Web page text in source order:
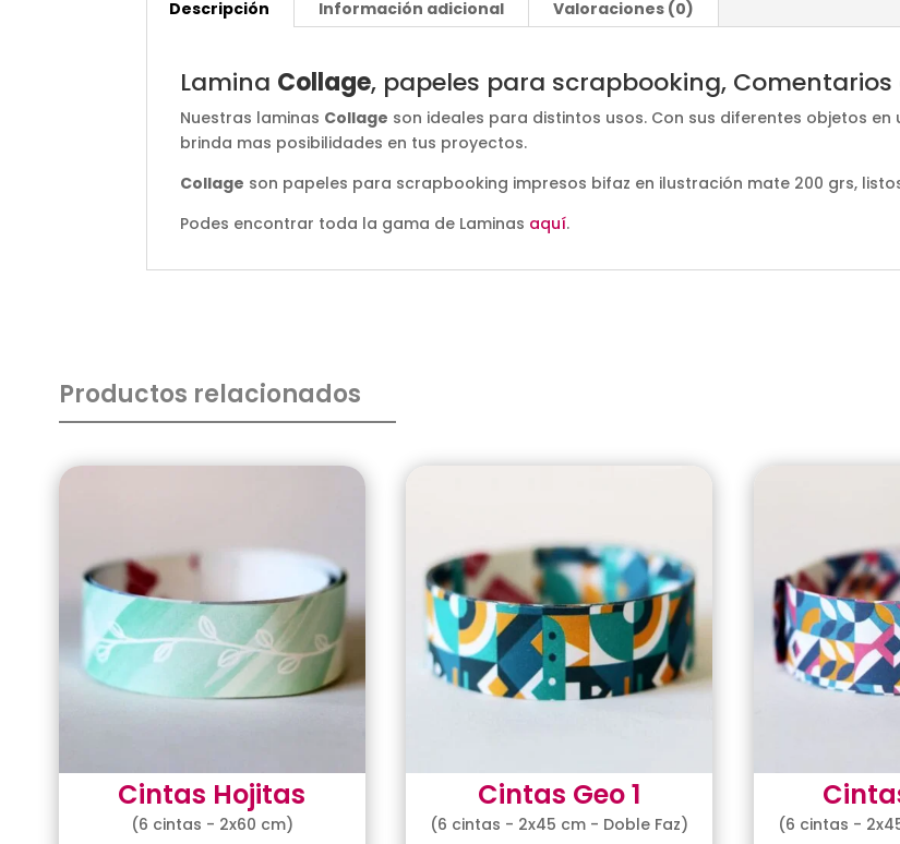
Descripción Información adicional Valoraciones (0)
Lamina Collage, papeles para scrapbooking, Comentarios
Nuestras laminas Collage son ideales para distintos usos. Con sus diferentes objetos
brinda mas posibilidades en tus proyectos.
Collage son papeles para scrapbooking impresos bifaz en ilustración mate 200 grs,
Podes encontrar toda la gama de Laminas aquí.
Productos relacionados
Cintas Hojitas
(6 cintas - 2x60 cm)
Cintas Geo 1
(6 cintas - 2x45 cm - Doble Faz) (6 cintas -